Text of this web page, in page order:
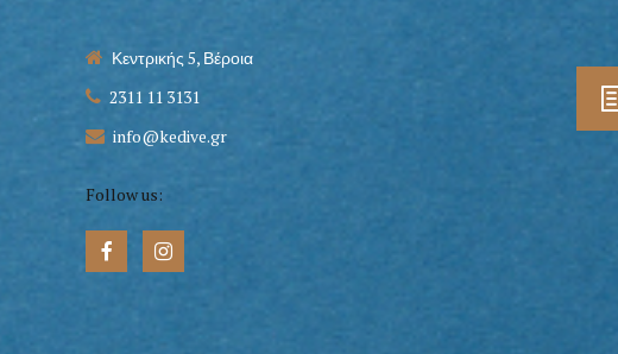
Κεντρικής 5, Βέροια
2311 11 3131
info@kedive.gr
Follow us: